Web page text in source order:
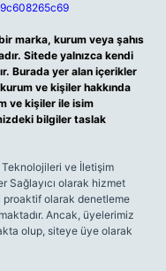
marka, kurum veya şahıs
Sitede yalnızca kendi
Burada yer alan içerikler
ve kişiler hakkında
ve kişiler ile isim
bilgiler taslak
Teknolojileri ve İletişim
Sağlayıcı olarak hizmet
olarak denetleme
Ancak, üyelerimiz
olup, siteye üye olarak